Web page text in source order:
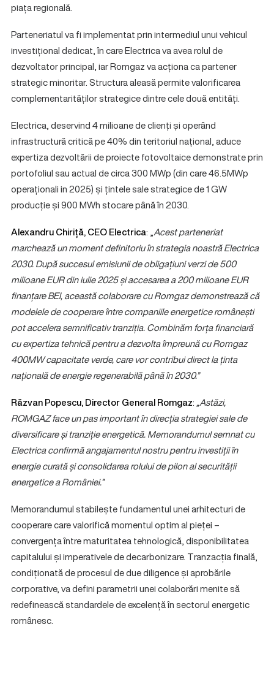
piața regională.
Parteneriatul va fi implementat prin intermediul unui vehicul
investițional dedicat, în care Electrica va avea rolul de
dezvoltator principal, iar Romgaz va acționa ca partener
strategic minoritar. Structura aleasă permite valorificarea
complementarităților strategice dintre cele două entități.
Electrica, deservind 4 milioane de clienți și operând
infrastructură critică pe 40% din teritoriul național, aduce
expertiza dezvoltării de proiecte fotovoltaice demonstrate prin
portofoliul sau actual de circa 300 MWp (din care 46.5MWp
operaționali in 2025) și țintele sale strategice de 1 GW
producție și 900 MWh stocare până în 2030.
Alexandru Chiriță, CEO Electrica: „Acest parteneriat
marchează un moment definitoriu în strategia noastră Electrica
2030. După succesul emisiunii de obligațiuni verzi de 500
milioane EUR din iulie 2025 și accesarea a 200 milioane EUR
finanțare BEI, această colaborare cu Romgaz demonstrează că
modelele de cooperare între companiile energetice românești
pot accelera semnificativ tranziția. Combinăm forța financiară
cu expertiza tehnică pentru a dezvolta împreună cu Romgaz
400MW capacitate verde, care vor contribui direct la ținta
națională de energie regenerabilă până în 2030.”
Răzvan Popescu, Director General Romgaz:„Astăzi,
ROMGAZ face un pas important în direcția strategiei sale de
diversificare și tranziție energetică. Memorandumul semnat cu
Electrica confirmă angajamentul nostru pentru investiții în
energie curată și consolidarea rolului de pilon al securității
energetice a României.”
Memorandumul stabilește fundamentul unei arhitecturi de
cooperare care valorifică momentul optim al pieței –
convergența între maturitatea tehnologică, disponibilitatea
capitalului și imperativele de decarbonizare. Tranzacția finală,
condiționată de procesul de due diligence și aprobările
corporative, va defini parametrii unei colaborări menite să
redefinească standardele de excelență în sectorul energetic
românesc.